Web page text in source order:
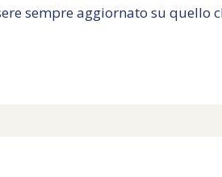
sempre aggiornato su quello